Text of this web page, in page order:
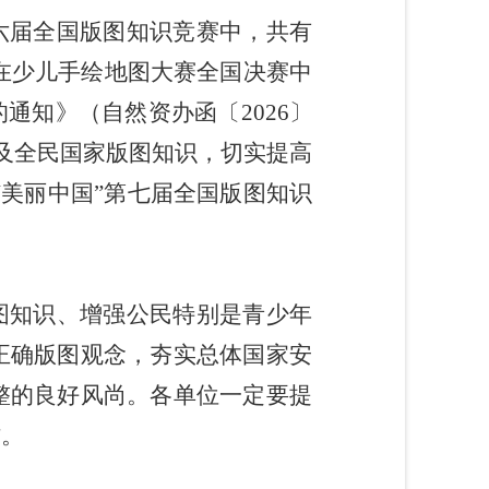
全国版图知识竞赛中，共有
少儿手绘地图大赛全国决赛中
知》（自然资办函〔2026〕
全民国家版图知识，切实提高
丽中国”第七届全国版图知识
识、增强公民特别是青少年
版图观念，夯实总体国家安
良好风尚。各单位一定要提